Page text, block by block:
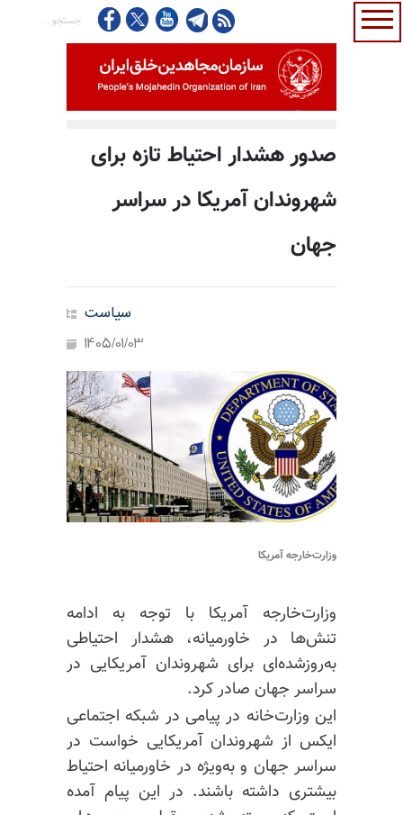
صدور هشدار احتیاط تازه برای
شهروندان آمریکا در سراسر
جهان
سیاست
1405/01/03
وزارت‌خارجه آمریکا
وزارت‌خارجه آمریکا با توجه به ادامه
تنش‌ها در خاورمیانه، هشدار احتیاطی
به‌روز‌شده‌ای برای شهروندان آمریکایی در
سراسر جهان صادر کرد.
این وزارت‌خانه در پیامی در شبکه اجتماعی
ایکس از شهروندان آمریکایی خواست در
سراسر جهان و به‌ویژه در خاورمیانه احتیاط
بیشتری داشته باشند. در این پیام آمده